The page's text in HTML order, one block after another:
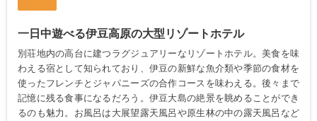
一日中遊べる伊豆高原の大型リゾートホテル
別荘地内の高台に建つラグジュアリーなリゾートホテル。美食を味
わえる宿として知られており、伊豆の新鮮な魚介類や季節の食材を
使ったフレンチとジャパニーズの合作コースを味わえる。後々まで
記憶に残る食事になるだろう。伊豆大島の絶景を眺めることができ
るのも魅力。お風呂は大展望露天風呂や原生林の中の露天風呂など